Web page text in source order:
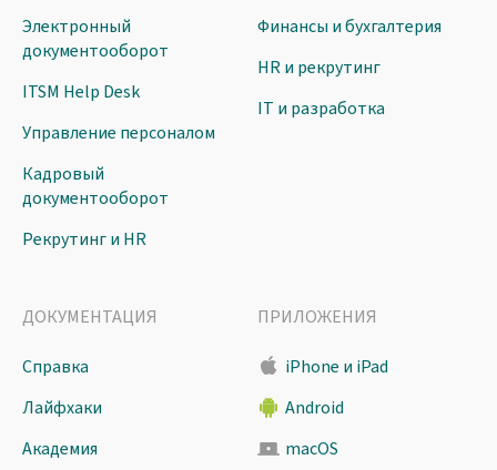
Электронный
документооборот
ITSM Help Desk
Управление персоналом
Кадровый
документооборот
Рекрутинг и HR
Финансы и бухгалтерия
HR и рекрутинг
IT и разработка
ДОКУМЕНТАЦИЯ
Справка
Лайфхаки
Академия
ПРИЛОЖЕНИЯ
iPhone и iPad
Android
macOS